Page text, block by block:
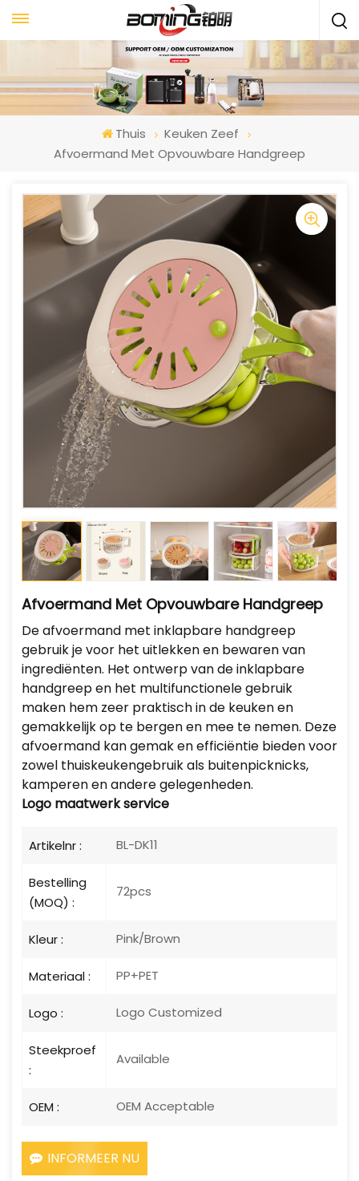
Thuis
Keuken Zeef
Afvoermand Met Opvouwbare Handgreep
Afvoermand Met Opvouwbare Handgreep
De afvoermand met inklapbare handgreep
gebruik je voor het uitlekken en bewaren van
ingrediënten. Het ontwerp van de inklapbare
handgreep en het multifunctionele gebruik
maken hem zeer praktisch in de keuken en
gemakkelijk op te bergen en mee te nemen. Deze
afvoermand kan gemak en efficiëntie bieden voor
zowel thuiskeukengebruik als buitenpicknicks,
kamperen en andere gelegenheden.
Logo maatwerk service
Artikelnr : BL-DK11
Bestelling
(MOQ) :
72pcs
Kleur : Pink/Brown
Materiaal : PP+PET
Logo : Logo Customized
Steekproef
:
Available
OEM : OEM Acceptable
INFORMEER NU